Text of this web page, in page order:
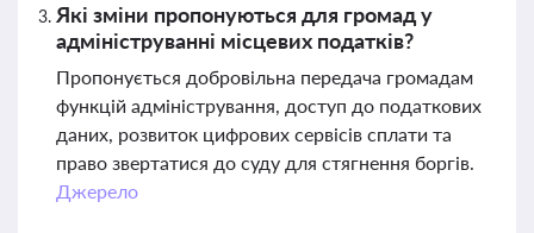
Які зміни пропонуються для громад у
адмініструванні місцевих податків?
Пропонується добровільна передача громадам
функцій адміністрування, доступ до податкових
даних, розвиток цифрових сервісів сплати та
право звертатися до суду для стягнення боргів.
Джерело